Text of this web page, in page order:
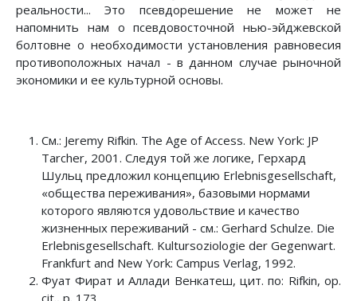
реальности... Это псевдорешение не может не
напомнить нам о псевдовосточной нью-эйджевской
болтовне о необходимости установления равновесия
противоположных начал - в данном случае рыночной
экономики и ее культурной основы.
См.: Jeremy Rifkin. The Age of Access. New York: JP
Tarcher, 2001. Следуя той же логике, Герхард
Шульц предложил концепцию Erlebnisgesellschaft,
«общества переживания», базовыми нормами
которого являются удовольствие и качество
жизненных переживаний - см.: Gerhard Schulze. Die
Erlebnisgesellschaft. Kultursoziologie der Gegenwart.
Frankfurt and New York: Campus Verlag, 1992.
Фуат Фират и Аллади Венкатеш, цит. по: Rifkin, op.